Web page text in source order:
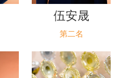
伍安晟
第二名